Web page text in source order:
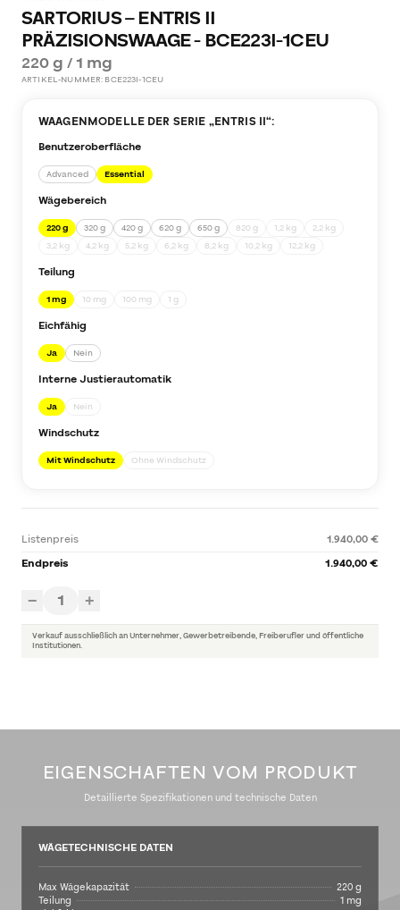
SARTORIUS – ENTRIS II
PRÄZISIONSWAAGE - BCE223I-1CEU
220 g / 1 mg
ARTIKEL-NUMMER: BCE223I-1CEU
WAAGENMODELLE DER SERIE „ENTRIS II“:
Benutzeroberfläche
Advanced Essential
Wägebereich
220 g 320 g 420 g 620 g 650 g 820 g 1,2 kg
2,2 kg
3,2 kg
4,2 kg 5,2 kg 6,2 kg 8,2 kg 10,2 kg 12,2 kg
Teilung
1 mg 10 mg 100 mg 1 g
Eichfähig
Ja Nein
Interne Justierautomatik
Ja Nein
Windschutz
Mit Windschutz Ohne Windschutz
Listenpreis
1.940,00 €
Endpreis
1.940,00 €
− 1 +
Verkauf ausschließlich an Unternehmer, Gewerbetreibende, Freiberufler und öffentliche
Institutionen.
EIGENSCHAFTEN VOM PRODUKT
Detaillierte Spezifikationen und technische Daten
WÄGETECHNISCHE DATEN
Max Wägekapazität
220 g
Teilung
1 mg